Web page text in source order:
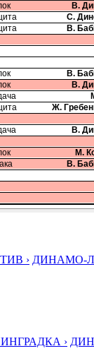
В.
С.
В.
В.
В.
Ж.
В.
М.
В.
› ДИНАМО-
›